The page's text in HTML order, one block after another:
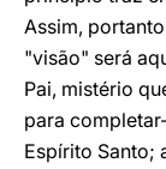
Assim,
"visão" será
Pai, mistério
para
Espírito Santo;